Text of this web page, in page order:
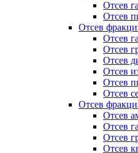
Отсев
Отсев
Отсев
Отсев
Отсев
Отсев
Отсев
Отсев
Отсев
Отсев
Отсев
Отсев
Отсев
Отсев